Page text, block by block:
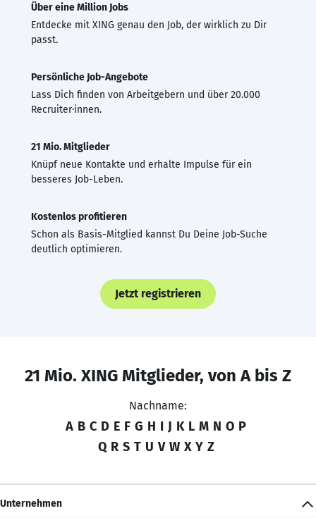
Über eine Million Jobs
Entdecke mit XING genau den Job, der wirklich zu Dir
passt.
Persönliche Job-Angebote
Lass Dich finden von Arbeitgebern und über 20.000
Recruiter·innen.
21 Mio. Mitglieder
Knüpf neue Kontakte und erhalte Impulse für ein
besseres Job-Leben.
Kostenlos profitieren
Schon als Basis-Mitglied kannst Du Deine Job-Suche
deutlich optimieren.
Jetzt registrieren
21 Mio. XING Mitglieder, von A bis Z
Nachname:
A B C D E F G H I J K L M N O P
Q R S T U V W X Y Z
Unternehmen